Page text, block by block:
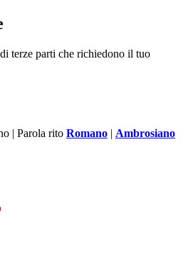
terze parti che richiedono il tuo
| Parola rito Romano | Ambrosiano